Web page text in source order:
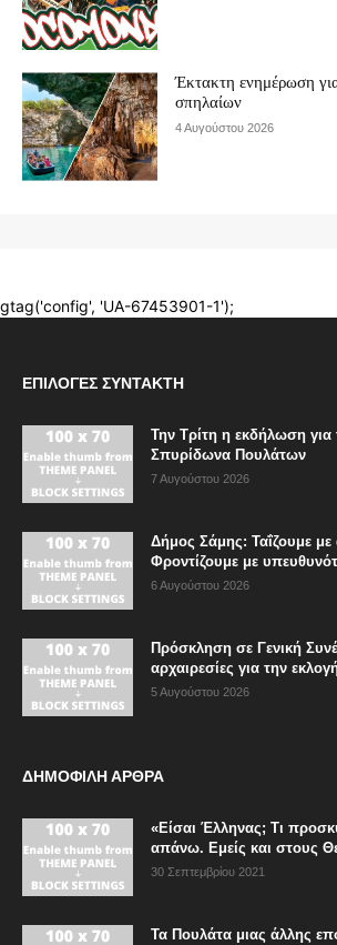
ΕΠΙΛΟΓΈΣ ΣΥΝΤΆΚΤΗ
Την Τρίτη η εκδήλωση για
Σπυρίδωνα Πουλάτων
7 Αυγούστου 2026
Δήμος Σάμης: Ταΐζουμε
Φροντίζουμε με
6 Αυγούστου 2026
Πρόσκληση σε Γενική
αρχαιρεσίες για την
5 Αυγούστου 2026
ΔΗΜΟΦΙΛΗ ΑΡΘΡΑ
«Είσαι Έλληνας; Τι
απάνω. Εμείς και στους
30 Σεπτεμβρίου 2021
Τα Πουλάτα μιας άλλης